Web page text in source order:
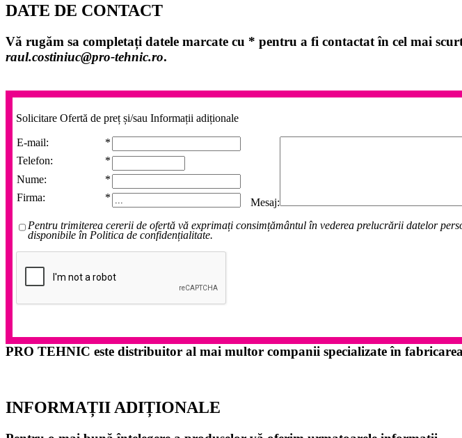
DATE DE CONTACT
Vă rugăm sa completați datele marcate cu * pentru a fi contactat în cel mai
raul.costiniuc@pro-tehnic.ro.
Solicitare Ofertă de preț și/sau Informații adiționale
E-mail: *
Mesaj:
Telefon:
*
Nume:
*
Firma:
*
Pentru trimiterea cererii de ofertă vă exprimați consimțământul în vederea prelucrării datelor
disponibile în Politica de confidențialitate.
PRO TEHNIC este distribuitor al mai multor companii specializate în
INFORMAȚII ADIȚIONALE